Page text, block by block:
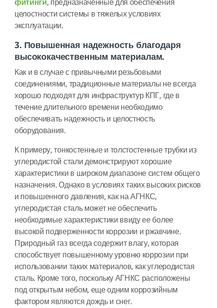
фитинги, предназначенные для обеспечения
целостности системы в тяжелых условиях
эксплуатации.
3. Повышенная надежность благодаря
высококачественным материалам.
Как и в случае с привычными резьбовыми
соединениями, традиционные материалы не всегда
хорошо подходят для инфраструктур КПГ, где в
течение длительного времени необходимо
обеспечивать надежность и целостность
оборудования.
К примеру, тонкостенные и толстостенные трубки из
углеродистой стали демонстрируют хорошие
характеристики в широком диапазоне систем общего
назначения. Однако в условиях таких высоких рисков
и повышенного давления, как на АГНКС,
углеродистая сталь может не обеспечить
необходимые характеристики ввиду ее более
высокой подверженности коррозии и ржавчине.
Природный газ всегда содержит влагу, которая
способствует повышенному уровню коррозии при
использовании таких материалов, как углеродистая
сталь. Кроме того, поскольку АГНКС расположены
под открытым небом, еще одним коррозийным
фактором являются дождь и снег.